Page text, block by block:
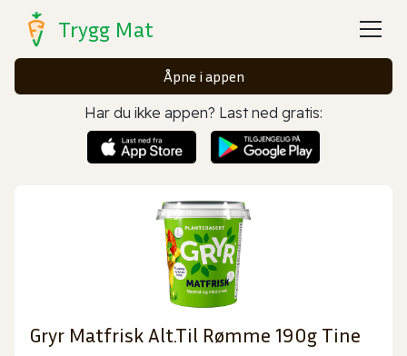
Trygg Mat
Åpne i appen
Har du ikke appen? Last ned gratis:
Gryr Matfrisk Alt.Til Rømme 190g Tine